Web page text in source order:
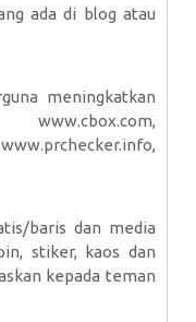
ada di blog atau
meningkatkan
baris dan media
stiker, kaos dan
kepada teman